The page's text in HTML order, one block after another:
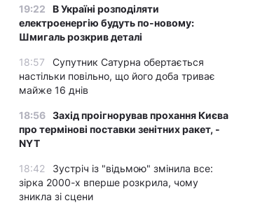
19:22
В Україні розподіляти
електроенергію будуть по-новому:
Шмигаль розкрив деталі
18:57
Супутник Сатурна обертається
настільки повільно, що його доба триває
майже 16 днів
18:56 Захід проігнорував прохання Києва
про термінові поставки зенітних ракет, -
NYT
18:42
Зустріч із "відьмою" змінила все:
зірка 2000-х вперше розкрила, чому
зникла зі сцени